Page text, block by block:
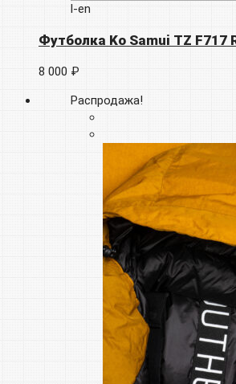
l-en
Футболка Ko Samui TZ F717
8 000 ₽
Распродажа!